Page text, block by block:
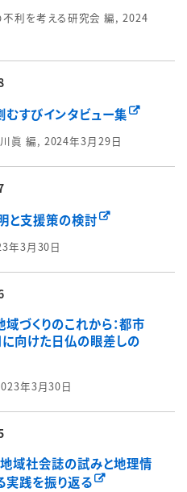
不利を考える研究会 編, 2024
すびインタビュー集
川眞 編, 2024年3月29日
と支援策の検討
年3月30日
づくりのこれから：都市
向けた日仏の眼差しの
年3月30日
域社会誌の試みと地理情
実践を振り返る